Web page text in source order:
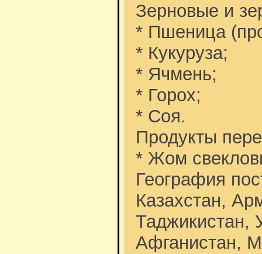
Зерновые и
* Пшеница
* Кукуруза;
* Ячмень;
* Горох;
* Соя.
Продукты
* Жом
География
Казахстан,
Таджикистан,
Афганистан,